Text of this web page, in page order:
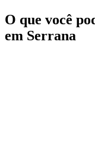
O que você
em Serrana